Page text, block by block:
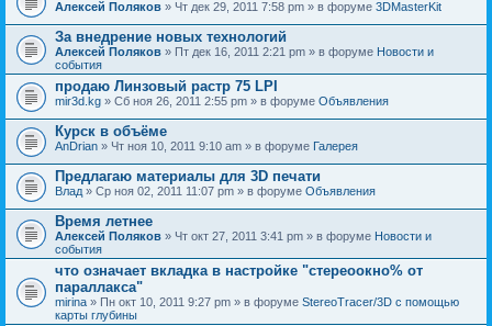
Алексей Поляков » Чт дек 29, 2011 7:58 pm » в форуме 3DMasterKit
За внедрение новых технологий
Алексей Поляков » Пт дек 16, 2011 2:21 pm » в форуме Новости и
события
продаю Линзовый растр 75 LPI
mir3d.kg » Сб ноя 26, 2011 2:55 pm » в форуме Объявления
Курск в объёме
AnDrian » Чт ноя 10, 2011 9:10 am » в форуме Галерея
Предлагаю материалы для 3D печати
Влад » Ср ноя 02, 2011 11:07 pm » в форуме Объявления
Время летнее
Алексей Поляков » Чт окт 27, 2011 3:41 pm » в форуме Новости и
события
что означает вкладка в настройке "стереоокно% от
параллакса"
mirina » Пн окт 10, 2011 9:27 pm » в форуме StereoTracer/3D с помощью
карты глубины